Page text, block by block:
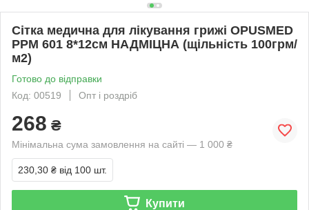
Сітка медична для лікування грижі OPUSMED
РРМ 601 8*12см НАДМІЦНА (щільність 100грм/
м2)
Готово до відправки
Код: 00519
Опт і роздріб
268 ₴
Мінімальна сума замовлення на сайті — 1 000 ₴
230,30 ₴ від 100 шт.
Купити